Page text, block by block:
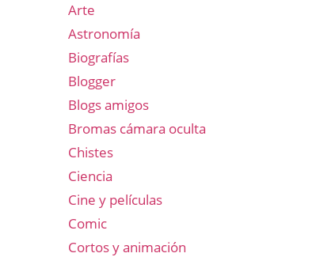
Arte
Astronomía
Biografías
Blogger
Blogs amigos
Bromas cámara oculta
Chistes
Ciencia
Cine y películas
Comic
Cortos y animación